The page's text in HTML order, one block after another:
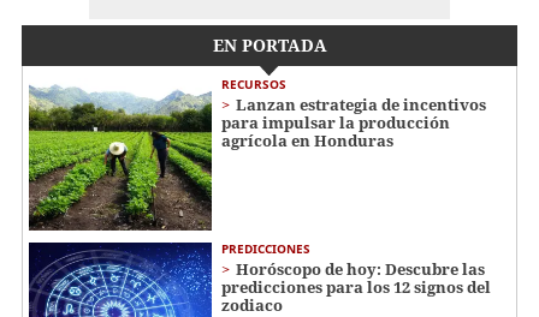
EN PORTADA
RECURSOS
Lanzan estrategia de incentivos
para impulsar la producción
agrícola en Honduras
PREDICCIONES
Horóscopo de hoy: Descubre las
predicciones para los 12 signos del
zodiaco